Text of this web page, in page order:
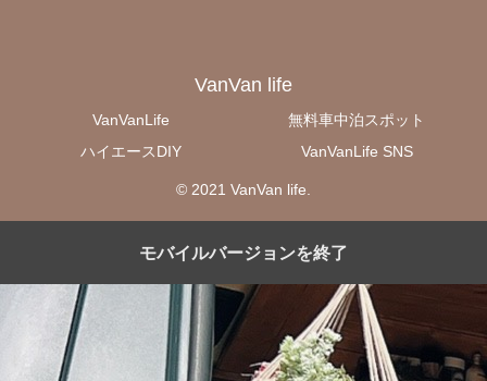
VanVan life
VanVanLife
無料車中泊スポット
ハイエースDIY
VanVanLife SNS
© 2021 VanVan life.
モバイルバージョンを終了